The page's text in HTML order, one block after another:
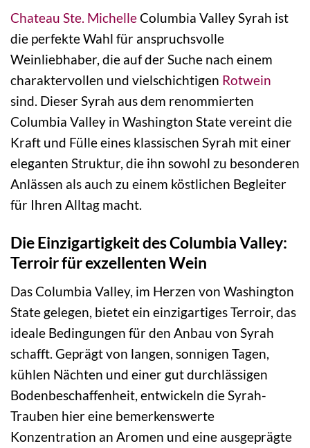
Chateau Ste. MichelleColumbia Valley Syrah ist
die perfekte Wahl für anspruchsvolle
Weinliebhaber, die auf der Suche nach einem
charaktervollen und vielschichtigen Rotwein
sind. Dieser Syrah aus dem renommierten
Columbia Valley in Washington State vereint die
Kraft und Fülle eines klassischen Syrah mit einer
eleganten Struktur, die ihn sowohl zu besonderen
Anlässen als auch zu einem köstlichen Begleiter
für Ihren Alltag macht.
Die Einzigartigkeit des Columbia Valley:
Terroir für exzellenten Wein
Das Columbia Valley, im Herzen von Washington
State gelegen, bietet ein einzigartiges Terroir, das
ideale Bedingungen für den Anbau von Syrah
schafft. Geprägt von langen, sonnigen Tagen,
kühlen Nächten und einer gut durchlässigen
Bodenbeschaffenheit, entwickeln die Syrah-
Trauben hier eine bemerkenswerte
Konzentration an Aromen und eine ausgeprägte